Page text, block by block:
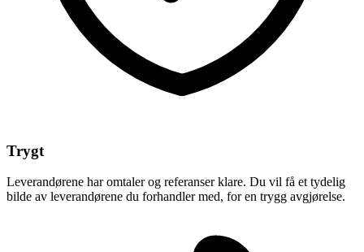
Trygt
Leverandørene har omtaler og referanser klare. Du vil få et tydelig
bilde av leverandørene du forhandler med, for en trygg avgjørelse.